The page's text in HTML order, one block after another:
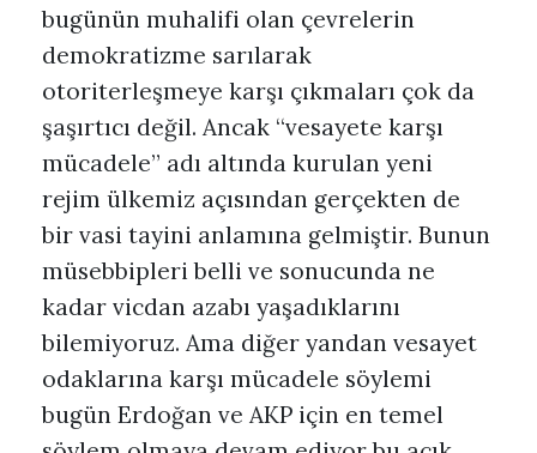
bugünün muhalifi olan çevrelerin
demokratizme sarılarak
otoriterleşmeye karşı çıkmaları çok da
şaşırtıcı değil. Ancak “vesayete karşı
mücadele” adı altında kurulan yeni
rejim ülkemiz açısından gerçekten de
bir vasi tayini anlamına gelmiştir. Bunun
müsebbipleri belli ve sonucunda ne
kadar vicdan azabı yaşadıklarını
bilemiyoruz. Ama diğer yandan vesayet
odaklarına karşı mücadele söylemi
bugün Erdoğan ve AKP için en temel